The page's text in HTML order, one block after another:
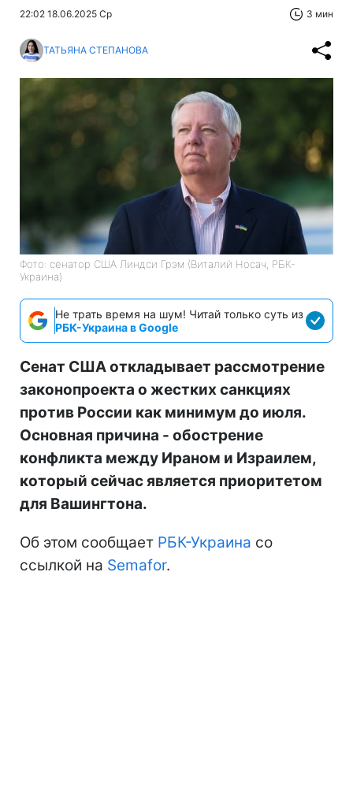
22:02 18.06.2025 Ср 3 мин
ТАТЬЯНА СТЕПАНОВА
Фото: сенатор США Линдси Грэм (Виталий Носач, РБК-
Украина)
Не трать время на шум! Читай только суть из
РБК-Украина в Google
Сенат США откладывает рассмотрение
законопроекта о жестких санкциях
против России как минимум до июля.
Основная причина - обострение
конфликта между Ираном и Израилем,
который сейчас является приоритетом
для Вашингтона.
Об этом сообщает РБК-Украина со
ссылкой на Semafor.